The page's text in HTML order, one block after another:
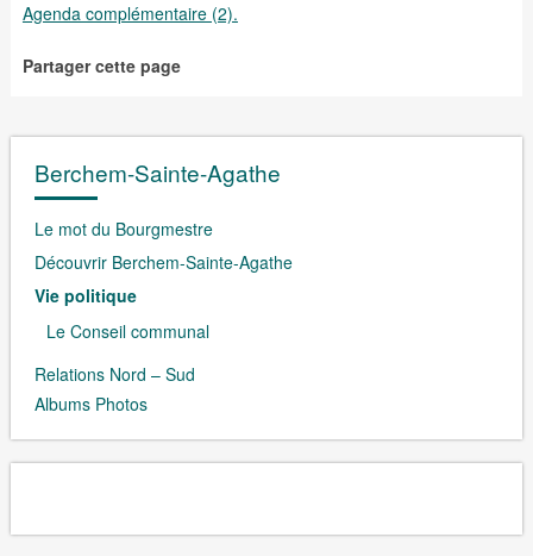
Agenda complémentaire (2).
Partager cette page
Berchem-Sainte-Agathe
Le mot du Bourgmestre
Découvrir Berchem-Sainte-Agathe
Vie politique
Le Conseil communal
Relations Nord – Sud
Albums Photos